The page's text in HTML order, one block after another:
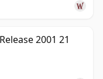
2001 21